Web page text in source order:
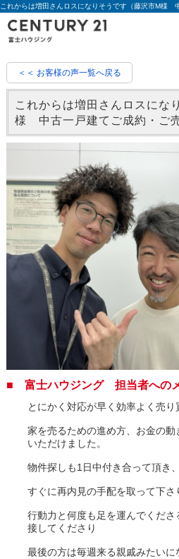
＜＜ お客様の声一覧へ戻る
これからは増田さんロスにな
様 中古一戸建てご成約・ご売
■ 富士ハウジング 担当者への
とにかく対応が早く効率よく売り
家を売るための進め方、お金の
いただけました。
物件探しも1日中付き合って頂き
すぐに再内見の手配を取って下さ
行動力と何度も足を運んでくださ
接してくださり
最後の方は毎週来る親戚みたいに